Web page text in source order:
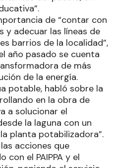
de “contar con
y adecuar las líneas de
barrios de la localidad”,
año pasado se cuenta
de más
de la energía.
potable, habló sobre la
en la obra de
a solucionar el
la laguna con un
planta potabilizadora”.
acciones que
con el PAIPPA y el